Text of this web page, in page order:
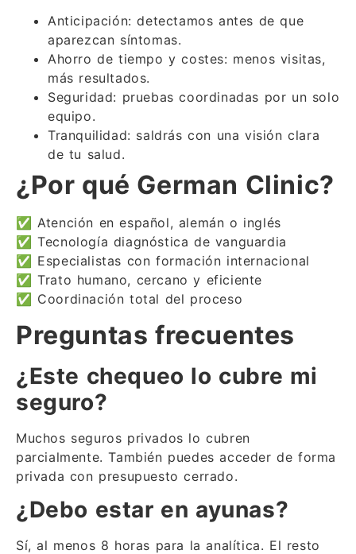
Anticipación: detectamos antes de que
aparezcan síntomas.
Ahorro de tiempo y costes: menos visitas,
más resultados.
Seguridad: pruebas coordinadas por un solo
equipo.
Tranquilidad: saldrás con una visión clara
de tu salud.
¿Por qué German Clinic?
✅ Atención en español, alemán o inglés
✅ Tecnología diagnóstica de vanguardia
✅ Especialistas con formación internacional
✅ Trato humano, cercano y eficiente
✅ Coordinación total del proceso
Preguntas frecuentes
¿Este chequeo lo cubre mi
seguro?
Muchos seguros privados lo cubren
parcialmente. También puedes acceder de forma
privada con presupuesto cerrado.
¿Debo estar en ayunas?
Sí, al menos 8 horas para la analítica. El resto